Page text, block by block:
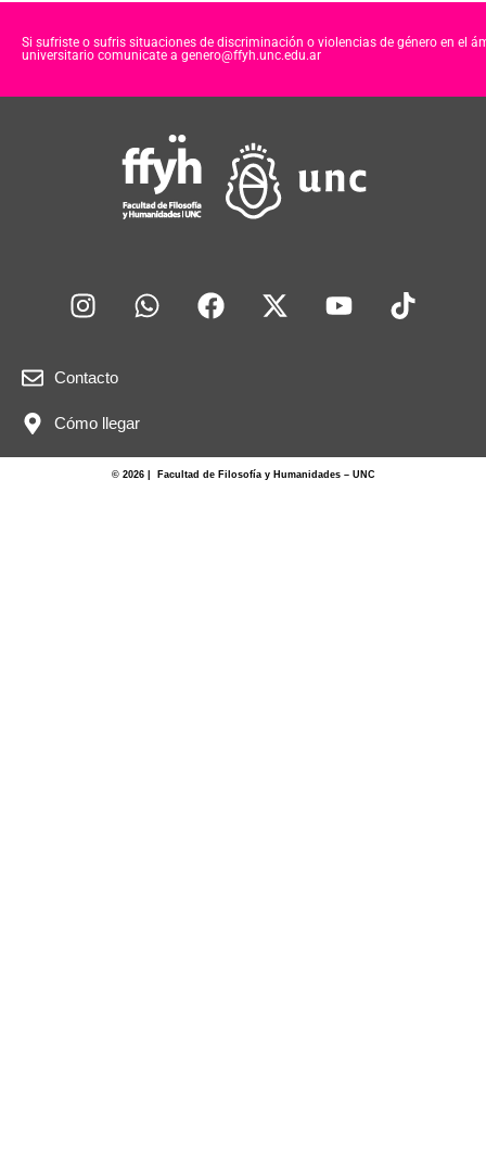
Si sufriste o sufris situaciones de discriminación o violencias de género en el
universitario comunicate a genero@ffyh.unc.edu.ar
Contacto
Cómo llegar
© 2026 | Facultad de Filosofía y Humanidades – UNC